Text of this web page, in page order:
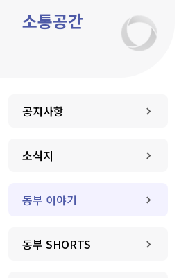
소통공간
공지사항
소식지
동부 이야기
동부 SHORTS